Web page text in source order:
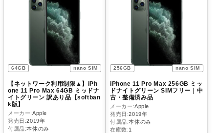
64GB nano SIM
【ネットワーク利用制限▲】iPh
one 11 Pro Max 64GB ミッドナ
イトグリーン 訳あり品【softban
k版】
メーカー:Apple
発売日:2019年
付属品:本体のみ
256GB nano SIM
iPhone 11 Pro Max 256GB ミッ
ドナイトグリーン SIMフリー｜中
古・整備済み品
メーカー:Apple
発売日:2019年
付属品:本体のみ
在庫数:1